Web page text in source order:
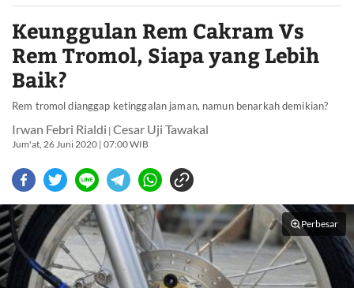
Keunggulan Rem Cakram Vs
Rem Tromol, Siapa yang Lebih
Baik?
Rem tromol dianggap ketinggalan jaman, namun benarkah demikian?
Irwan Febri Rialdi | Cesar Uji Tawakal
Jum'at, 26 Juni 2020 | 07:00 WIB
Perbesar